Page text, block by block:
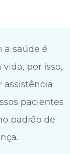
a saúde é
por isso,
assistência
pacientes
padrão de